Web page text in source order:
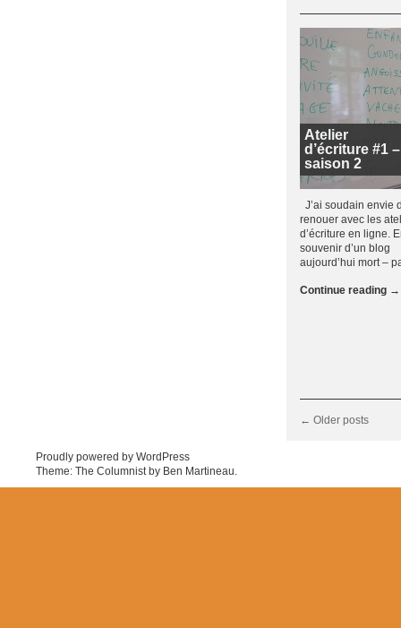
Atelier
d’écriture #1 –
saison 2
J’ai soudain envie
renouer avec les
d’écriture en ligne.
souvenir d’un blog
aujourd’hui mort –
Continue reading →
Post navigation
← Older posts
Proudly powered by WordPress
Theme: The Columnist by Ben Martineau.